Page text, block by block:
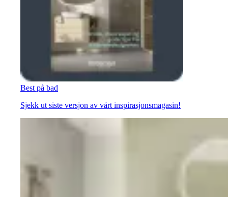
Best på bad
Sjekk ut siste versjon av vårt inspirasjonsmagasin!